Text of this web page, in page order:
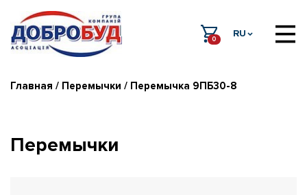
0
RU
Главная / Перемычки / Перемычка 9ПБ30-8
Перемычки